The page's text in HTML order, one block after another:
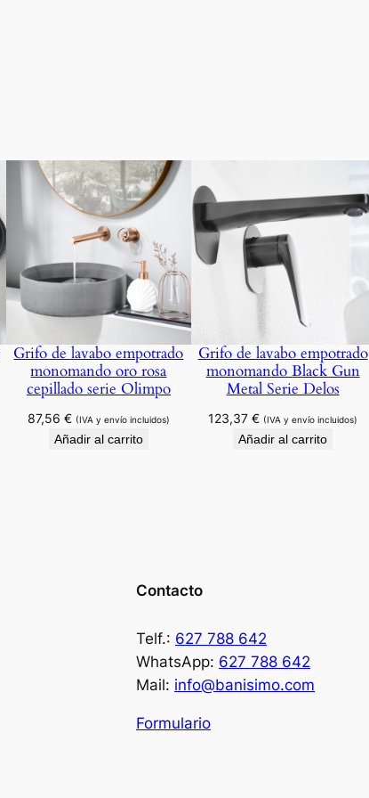
r
i
e
R
o
m
a
c
a
t
Grifo de lavabo empotrado
monomando oro rosa
cepillado serie Olimpo
87,56 € (IVA y envío incluidos)
Añadir al carrito
Grifo de lavabo empotrado
monomando Black Gun
Metal Serie Delos
123,37€ (IVA y envío incluidos)
Añadir al carrito
Contacto
Telf.: 627 788 642
WhatsApp: 627 788 642
Mail: info@banisimo.com
Formulario